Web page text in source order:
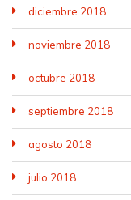
diciembre 2018
noviembre 2018
octubre 2018
septiembre 2018
agosto 2018
julio 2018